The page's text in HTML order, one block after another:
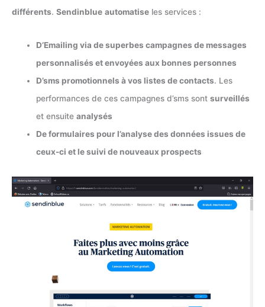
différents. Sendinblue automatise les services :
D’Emailing via de superbes campagnes de messages
personnalisés et envoyées aux bonnes personnes
D’sms promotionnels à vos listes de contacts. Les
performances de ces campagnes d’sms sontsurveillés
et ensuiteanalysés
De formulaires pour l’analyse des données issues de
ceux-ci et le suivi de nouveaux prospects